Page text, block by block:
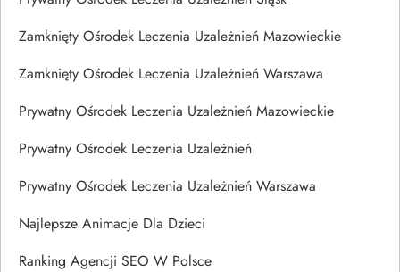
Zamknięty Ośrodek Leczenia Uzależnień Mazowieckie
Zamknięty Ośrodek Leczenia Uzależnień Warszawa
Prywatny Ośrodek Leczenia Uzależnień Mazowieckie
Prywatny Ośrodek Leczenia Uzależnień
Prywatny Ośrodek Leczenia Uzależnień Warszawa
Najlepsze Animacje Dla Dzieci
Ranking Agencji SEO W Polsce